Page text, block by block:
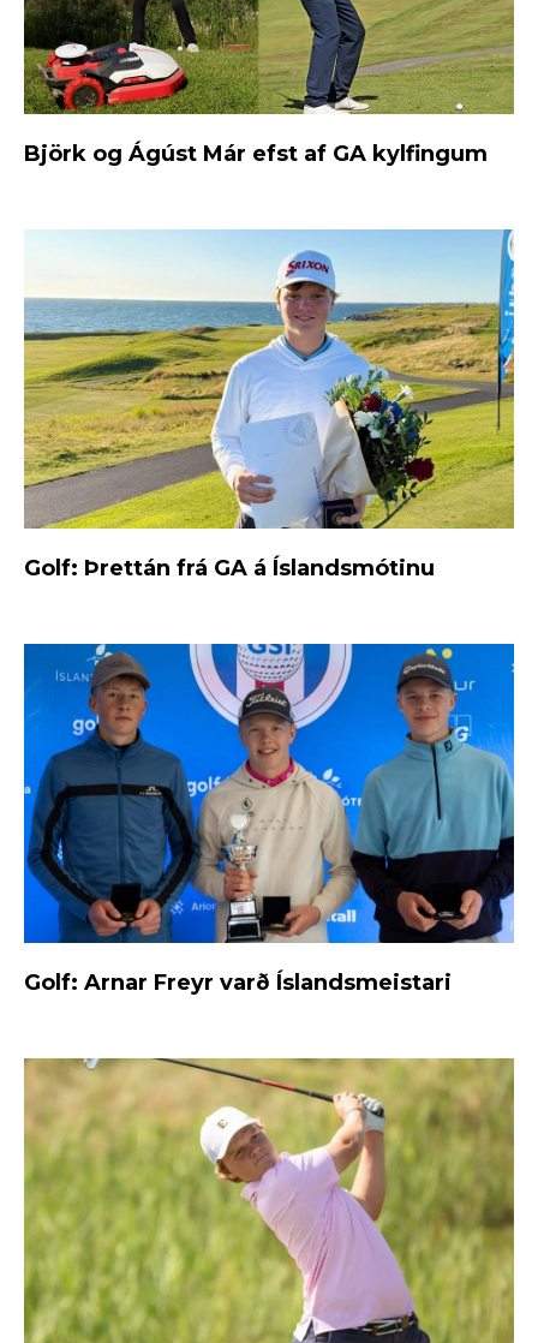
Björk og Ágúst Már efst af GA kylfingum
Golf: Þrettán frá GA á Íslandsmótinu
Golf: Arnar Freyr varð Íslandsmeistari